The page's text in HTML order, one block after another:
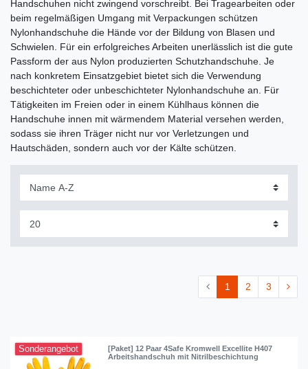
Handschuhen nicht zwingend vorschreibt. Bei Tragearbeiten oder
beim regelmäßigen Umgang mit Verpackungen schützen
Nylonhandschuhe die Hände vor der Bildung von Blasen und
Schwielen. Für ein erfolgreiches Arbeiten unerlässlich ist die gute
Passform der aus Nylon produzierten Schutzhandschuhe. Je
nach konkretem Einsatzgebiet bietet sich die Verwendung
beschichteter oder unbeschichteter Nylonhandschuhe an. Für
Tätigkeiten im Freien oder in einem Kühlhaus können die
Handschuhe innen mit wärmendem Material versehen werden,
sodass sie ihren Träger nicht nur vor Verletzungen und
Hautschäden, sondern auch vor der Kälte schützen.
1 2 3
Sonderangebot
[Paket] 12 Paar 4Safe Kromwell Excellite H407
Arbeitshandschuh mit Nitrilbeschichtung